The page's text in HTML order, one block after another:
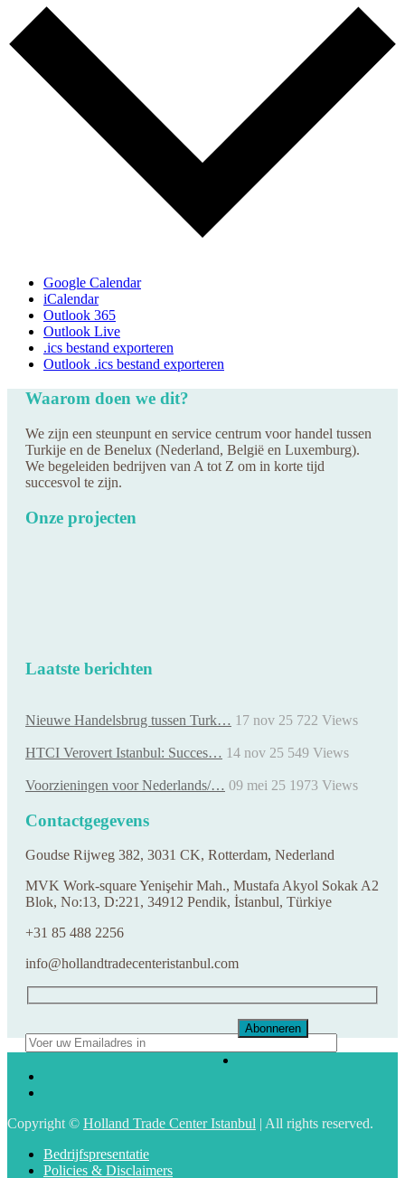
Google Calendar
iCalendar
Outlook 365
Outlook Live
.ics bestand exporteren
Outlook .ics bestand exporteren
Waarom doen we dit?
We zijn een steunpunt en service centrum voor handel tussen
Turkije en de Benelux (Nederland, België en Luxemburg).
We begeleiden bedrijven van A tot Z om in korte tijd
succesvol te zijn.
Onze projecten
Laatste berichten
Nieuwe Handelsbrug tussen Turk… 17 nov 25 722 Views
HTCI Verovert Istanbul: Succes… 14 nov 25 549 Views
Voorzieningen voor Nederlands/… 09 mei 25 1973 Views
Contactgegevens
Goudse Rijweg 382, 3031 CK, Rotterdam, Nederland
MVK Work-square Yenişehir Mah., Mustafa Akyol Sokak A2
Blok, No:13, D:221, 34912 Pendik, İstanbul, Türkiye
+31 85 488 2256
info@hollandtradecenteristanbul.com
Copyright © Holland Trade Center Istanbul | All rights reserved.
Bedrijfspresentatie
Policies & Disclaimers